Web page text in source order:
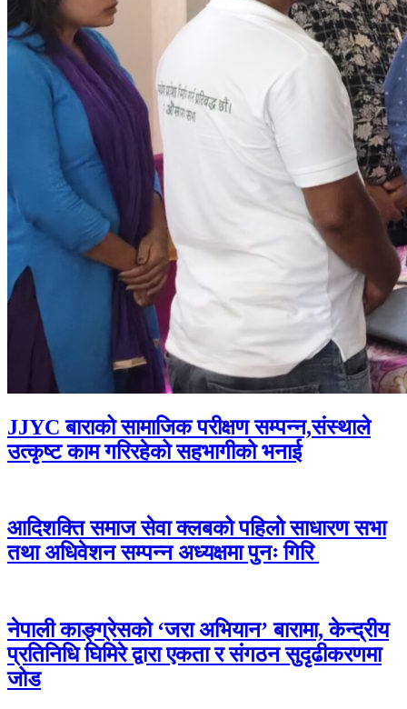
JJYC बाराको सामाजिक परीक्षण सम्पन्न,संस्थाले
उत्कृष्ट काम गरिरहेको सहभागीको भनाई
आदिशक्ति समाज सेवा क्लबको पहिलो साधारण सभा
तथा अधिवेशन सम्पन्न अध्यक्षमा पुनः गिरि
नेपाली काङ्ग्रेसको ‘जरा अभियान’ बारामा, केन्द्रीय
प्रतिनिधि घिमिरे द्वारा एकता र संगठन सुदृढीकरणमा
जोड